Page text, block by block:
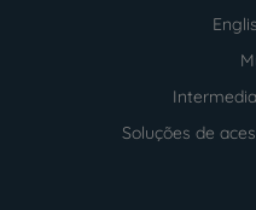
Soluções de